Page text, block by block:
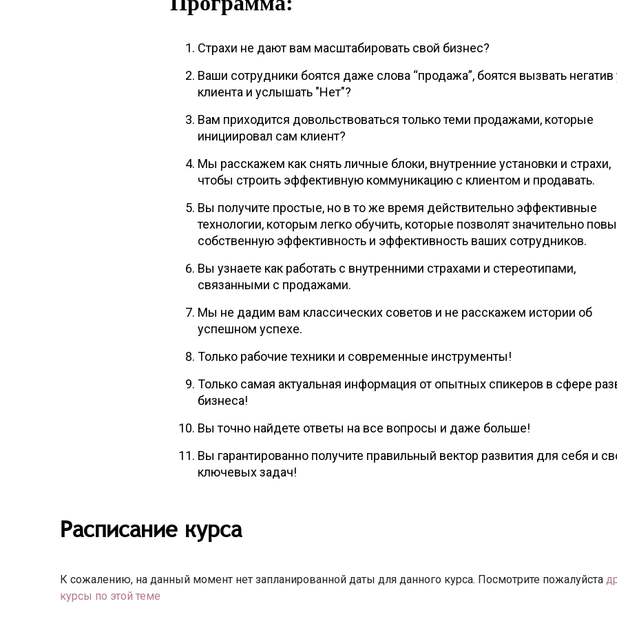
Страхи не дают вам масштабировать свой бизнес?
Ваши сотрудники боятся даже слова “продажа”, боятся вызвать негатив
клиента и услышать "Нет"?
Вам приходится довольствоваться только теми продажами, которые
инициировал сам клиент?
Мы расскажем как снять личные блоки, внутренние установки и страхи,
чтобы строить эффективную коммуникацию с клиентом и продавать.
Вы получите простые, но в то же время действительно эффективные
технологии, которым легко обучить, которые позволят значительно
собственную эффективность и эффективность ваших сотрудников.
Вы узнаете как работать с внутренними страхами и стереотипами,
связанными с продажами.
Мы не дадим вам классических советов и не расскажем истории об
успешном успехе.
Только рабочие техники и современные инструменты!
Только самая актуальная информация от опытных спикеров в сфере
бизнеса!
Вы точно найдете ответы на все вопросы и даже больше!
Вы гарантированно получите правильный вектор развития для себя и
ключевых задач!
Расписание курса
К сожалению, на данный момент нет запланированной даты для данного курса. Посмотрите пожалуйста
курсы по этой теме